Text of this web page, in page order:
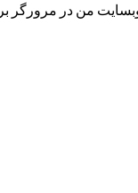
من در مرورگر